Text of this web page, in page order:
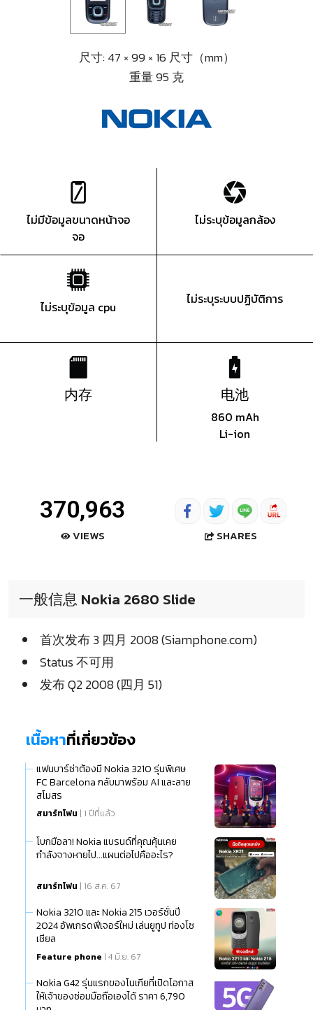
尺寸: 47 × 99 × 16 尺寸（mm）
重量 95 克
ไม่มีข้อมูลขนาดหน้าจอ
จอ
ไม่ระบุข้อมูลกล้อง
ไม่ระบุข้อมูล cpu ไม่ระบุระบบปฏิบัติการ
内存 电池
860 mAh
Li-ion
370,963
VIEWS SHARES
一般信息 Nokia 2680 Slide
首次发布 3 四月 2008 (Siamphone.com)
Status 不可用
发布 Q2 2008 (四月 51)
เนื้อหาที่เกี่ยวข้อง
แฟนบาร์ซ่าต้องมี Nokia 3210 รุ่นพิเศษ
FC Barcelona กลับมาพร้อม AI และลาย
สโมสร
สมาร์ทโฟน | 1 ปีที่แล้ว
โบกมือลา! Nokia แบรนด์ที่คุณคุ้นเคย
กำลังจางหายไป...แผนต่อไปคืออะไร?
สมาร์ทโฟน | 16 ส.ค. 67
Nokia 3210 และ Nokia 215 เวอร์ชั่นปี
2024 อัพเกรดฟีเจอร์ใหม่ เล่นยูทูป ท่องโซ
เชียล
Feature phone | 4 มิ.ย. 67
Nokia G42 รุ่นแรกของโนเกียที่เปิดโอกาส
ให้เจ้าของซ่อมมือถือเองได้ ราคา 6,790